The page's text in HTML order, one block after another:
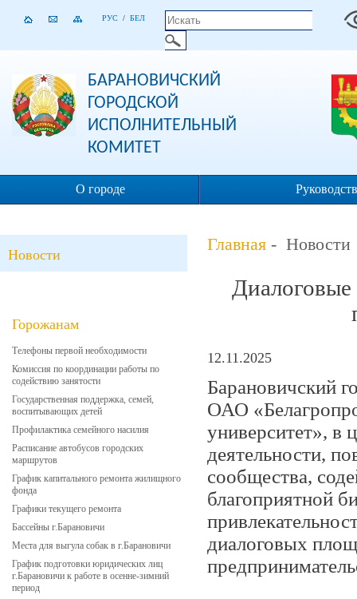
РУС / БЕЛ
БАРАНОВИЧСКИЙ
ГОРОДСКОЙ
ИСПОЛНИТЕЛЬНЫЙ
КОМИТЕТ
О городе
Новости
Горожанам
Телефоны первой необходимости
Комиссия по координации работы по
содействию занятости
Государственная поддержка, семей,
воспитывающих детей
Профилактика семейного насилия
Расписание автобусов городских
маршрутов
График капитального ремонта жилищного
фонда
Графики текущего ремонта
Бассейны г.Барановичи
Места для выгула собак в г.Барановичи
График подготовки юридических лиц
г.Барановичи к работе в осенне-зимний
период
Главная - Новости
12.11.2025
Барановичский
ОАО
университет», в
деятельности,
сообщества,
благоприятной
диалоговых